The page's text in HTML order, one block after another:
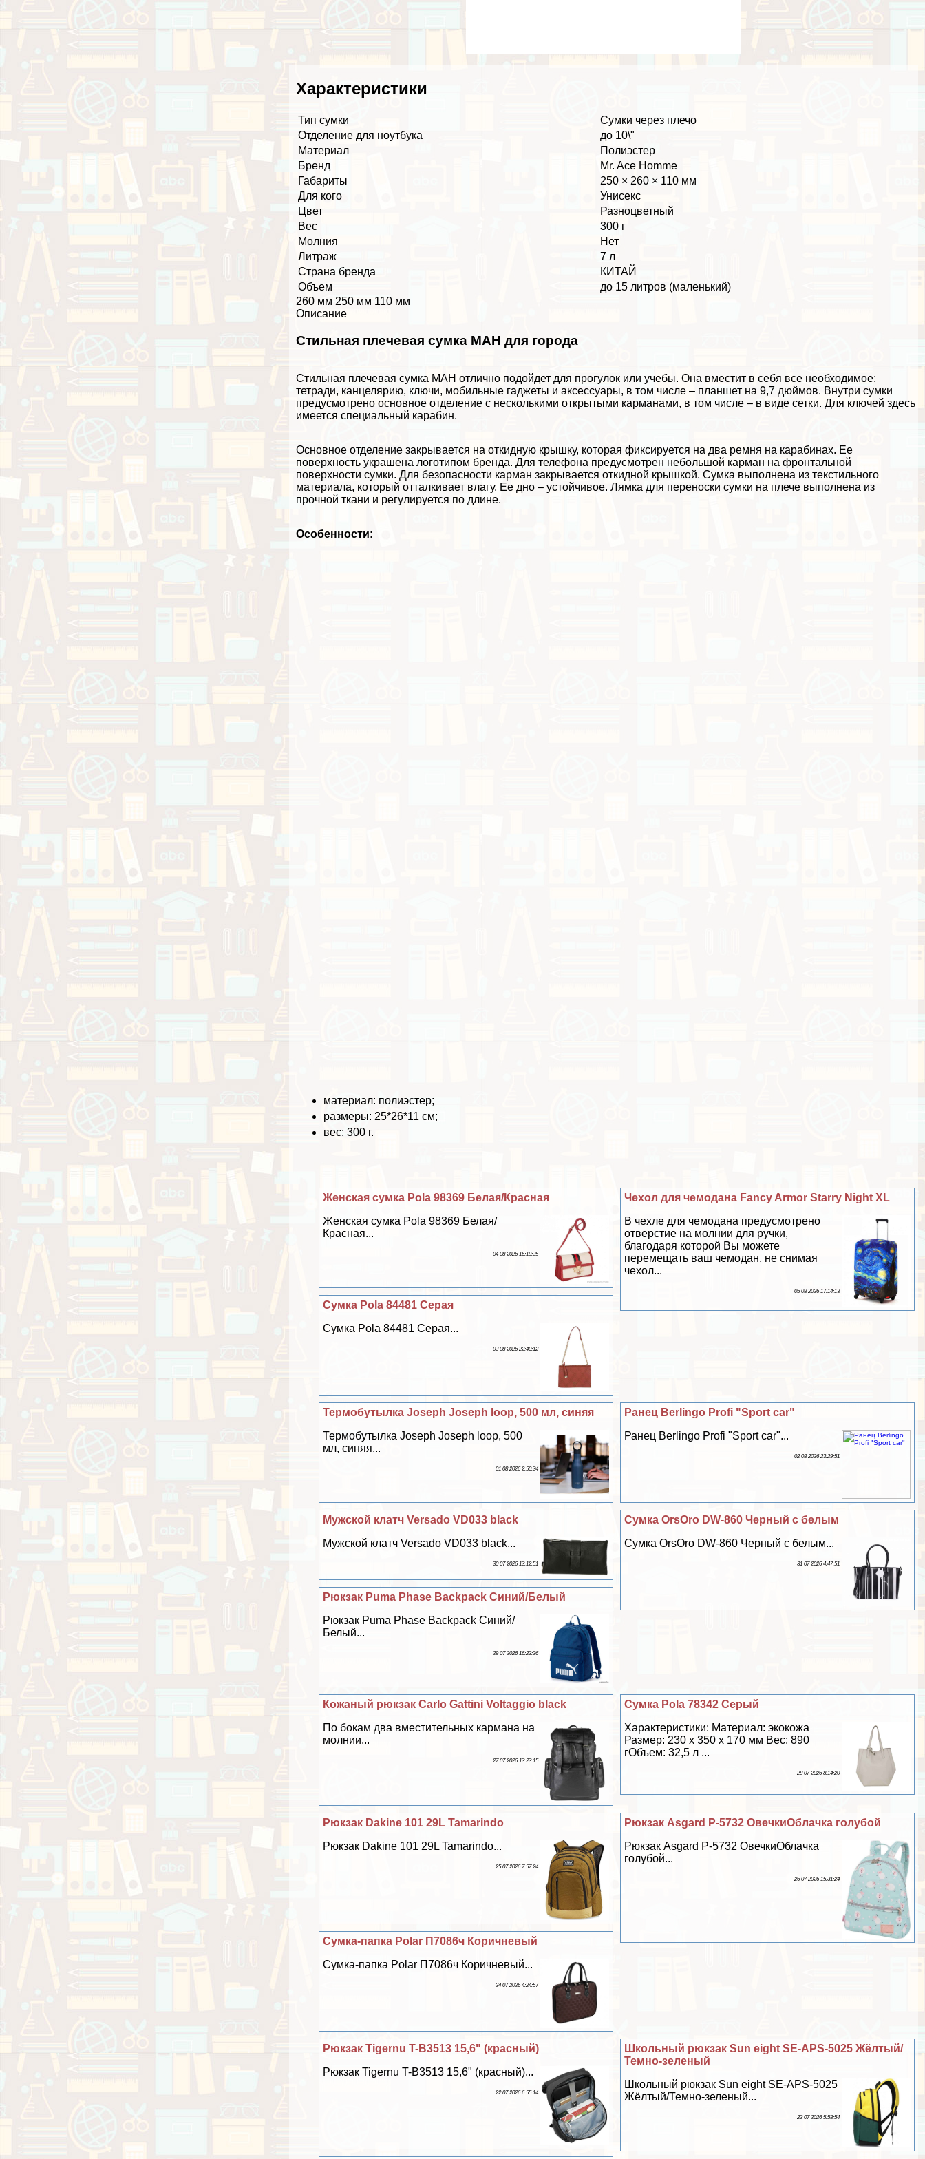
Хаpaктеристики
Тип сумки
Сумки через плечо
Отделение для ноутбука
до 10\"
Материал
Полиэстер
Бренд
Mr. Ace Homme
Габариты
250 × 260 × 110 мм
Для кого
Униceкc
Цвет
Разноцветный
Вес
300 г
Молния
Нет
Литраж
7 л
Страна бренда
КИТАЙ
Объем
до 15 литров (маленький)
260 мм 250 мм 110 мм
Описание
Стильная плечевая сумка MAH для города
Стильная плечевая сумка MAH отлично подойдет для прогулок или учебы. Она вместит в себя все необходимое:
тетради, канцелярию, ключи, мобильные гаджеты и аксессуары, в том числе – планшет на 9,7 дюймов. Внутри сумки
предусмотрено основное отделение с несколькими открытыми карманами, в том числе – в виде сетки. Для ключей здесь
имеется специальный карабин.
Основное отделение закрывается на откидную крышку, которая фиксируется на два ремня на карабинах. Ее
поверхность украшена логотипом бренда. Для телефона предусмотрен небольшой карман на фронтальной
поверхности сумки. Для безопасности карман закрывается откидной крышкой. Сумка выполнена из текстильного
материала, который отталкивает влагу. Ее дно – устойчивое. Лямка для переноски сумки на плече выполнена из
прочной ткани и регулируется по длине.
Особенности:
материал: полиэстер;
размеры: 25*26*11 см;
вес: 300 г.
Чехол для чемодана Fancy Armor Starry Night XL
В чехле для чемодана предусмотрено
отверстие на молнии для ручки,
благодаря которой Вы можете
перемещать ваш чемодан, не снимая
чехол...
05 08 2026 17:14:13
Женская сумка Pola 98369 Белая/Красная
Женская сумка Pola 98369 Белая/
Красная...
04 08 2026 16:19:35
Сумка Pola 84481 Серая
Сумка Pola 84481 Серая...
03 08 2026 22:40:12
Ранец Berlingo Profi "Sport car"
Ранец Berlingo Profi "Sport car"...
02 08 2026 23:29:51
Термобутылка Joseph Joseph loop, 500 мл, синяя
Термобутылка Joseph Joseph loop, 500
мл, синяя...
01 08 2026 2:50:34
Сумка OrsOro DW-860 Черный с белым
Сумка OrsOro DW-860 Черный с белым...
31 07 2026 4:47:51
Мужской клатч Versado VD033 black
Мужской клатч Versado VD033 black...
30 07 2026 13:12:51
Рюкзак Puma Phase Backpack Синий/Белый
Рюкзак Puma Phase Backpack Синий/
Белый...
29 07 2026 16:23:36
Сумка Pola 78342 Серый
Хаpaктеристики: Материал: экокожа
Размер: 230 х 350 х 170 мм Вес: 890
гОбъем: 32,5 л ...
28 07 2026 8:14:20
Кожаный рюкзак Carlo Gattini Voltaggio black
По бокам два вместительных кармана на
молнии...
27 07 2026 13:23:15
Рюкзак Asgard Р-5732 ОвечкиОблачка гoлyбой
Рюкзак Asgard Р-5732 ОвечкиОблачка
гoлyбой...
26 07 2026 15:31:24
Рюкзак Dakine 101 29L Tamarindo
Рюкзак Dakine 101 29L Tamarindo...
25 07 2026 7:57:24
Сумка-папка Polar П7086ч Коричневый
Сумка-папка Polar П7086ч Коричневый...
24 07 2026 4:24:57
Школьный рюкзак Sun eight SE-APS-5025 Жёлтый/
Темно-зеленый
Школьный рюкзак Sun eight SE-APS-5025
Жёлтый/Темно-зеленый...
23 07 2026 5:58:54
Рюкзак Tigernu T-B3513 15,6" (красный)
Рюкзак Tigernu T-B3513 15,6" (красный)...
22 07 2026 6:55:14